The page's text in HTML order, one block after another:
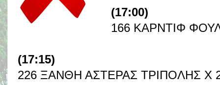
(17:00)
166 ΚΑΡΝΤΙΦ
(17:15)
226 ΞΑΝΘΗ ΑΣΤΕΡΑΣ ΤΡΙΠΟΛΗΣ Χ